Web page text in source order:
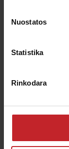
Nuostatos
Statistika
Rinkodara
Kaltelio plotis:
Tinka šiai